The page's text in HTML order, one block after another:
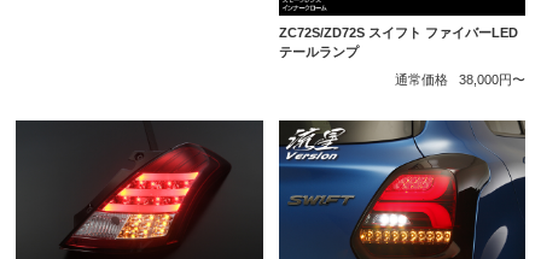
ZC72S/ZD72S スイフト ファイバーLED
テールランプ
通常価格
38,000円〜